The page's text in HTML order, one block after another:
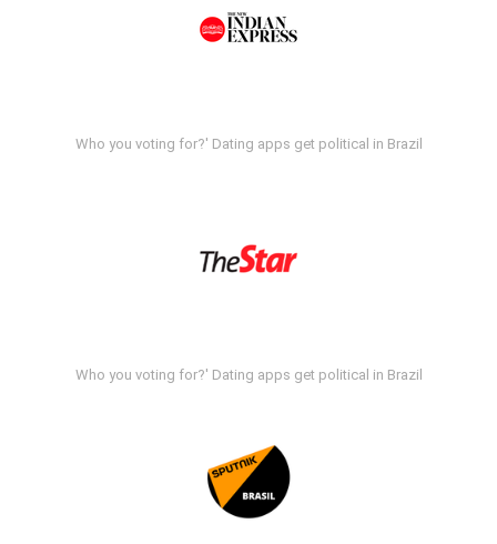
Who you voting for?' Dating apps get political in Brazil
Who you voting for?' Dating apps get political in Brazil